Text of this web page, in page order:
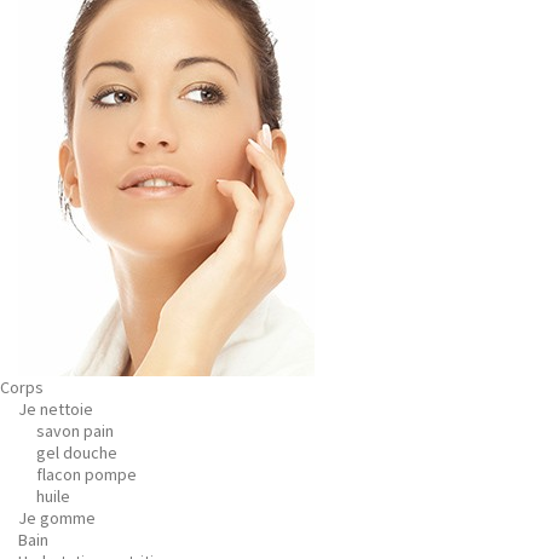
Corps
Je nettoie
savon pain
gel douche
flacon pompe
huile
Je gomme
Bain